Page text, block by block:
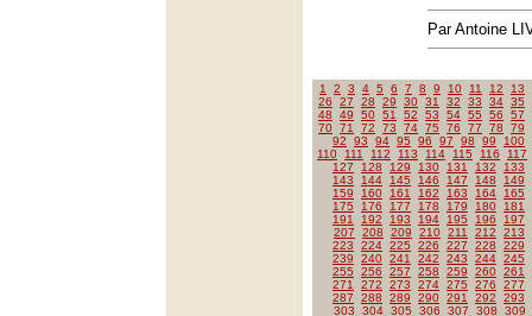
Par Antoine
1 2 3 4 5 6 7 8 9 10 11 12
13
26
27 28 29 30 31 32 33 34 35
48
49 50 51 52 53 54 55 56
57
70 71 72 73 74 75 76 77 78
79
92
93 94 95 96 97 98 99
100
110
111 112 113 114 115 116
117
127
128 129 130 131 132
133
143
144 145 146 147 148
149
159
160 161 162 163 164
165
175
176 177 178 179 180
181
191
192 193 194 195 196
197
207
208 209 210 211 212
213
223
224 225 226 227 228
229
239
240 241 242 243 244 245
255
256 257 258 259 260 261
271
272 273 274 275 276
277
287
288 289 290 291 292
293
303
304 305 306 307 308
309